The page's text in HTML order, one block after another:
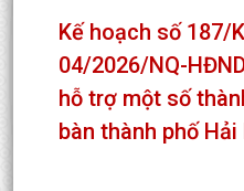
Kế hoạch số 187/
04/2026/NQ-
hỗ trợ một số
bàn thành phố